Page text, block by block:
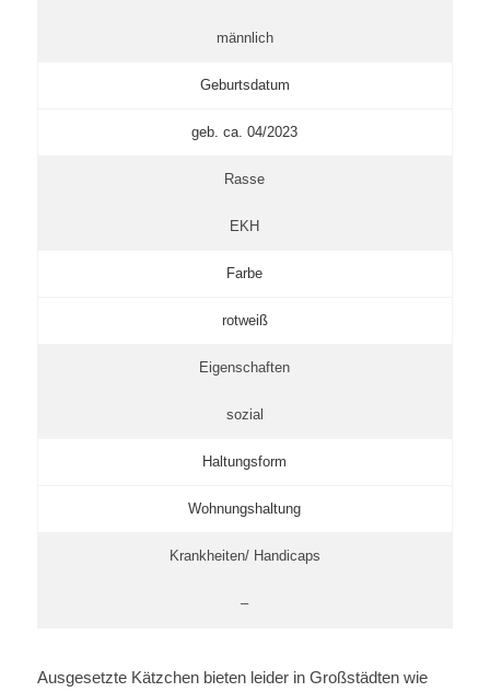
männlich
Geburtsdatum
geb. ca. 04/2023
Rasse
EKH
Farbe
rotweiß
Eigenschaften
sozial
Haltungsform
Wohnungshaltung
Krankheiten/ Handicaps
–
Ausgesetzte Kätzchen bieten leider in Großstädten wie